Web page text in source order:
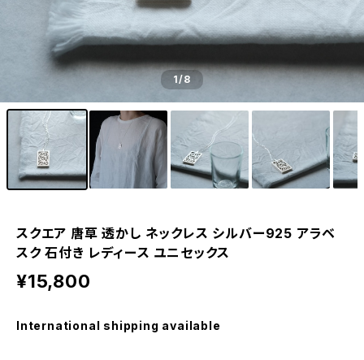
1/8
スクエア 唐草 透かし ネックレス シルバー925 アラベ
スク 石付き レディース ユニセックス
¥15,800
International shipping available